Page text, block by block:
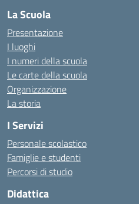
La Scuola
Presentazione
I luoghi
I numeri della scuola
Le carte della scuola
Organizzazione
La storia
I Servizi
Personale scolastico
Famiglie e studenti
Percorsi di studio
Didattica